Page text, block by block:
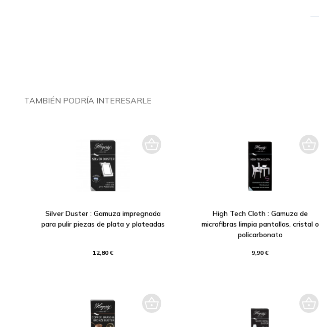
TAMBIÉN PODRÍA INTERESARLE
Silver Duster : Gamuza impregnada
para pulir piezas de plata y plateadas
12,80 €
High Tech Cloth : Gamuza de
microfibras limpia pantallas, cristal o
policarbonato
9,90 €